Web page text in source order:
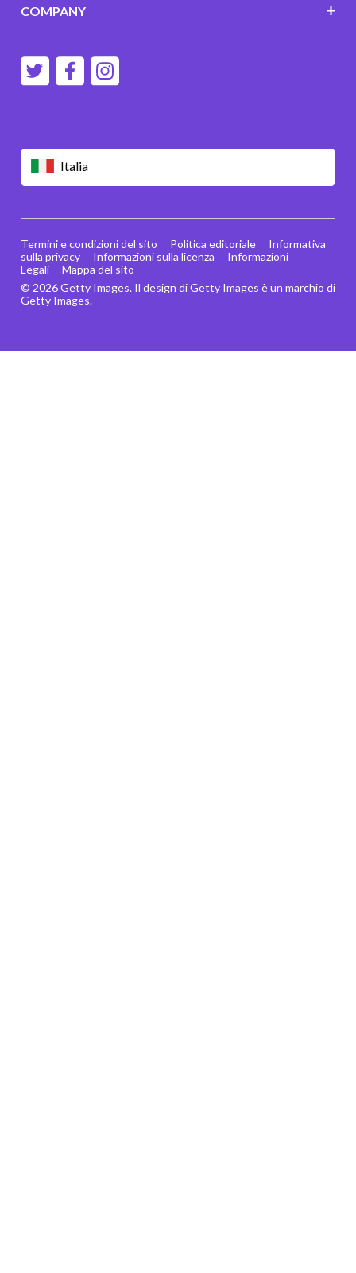
Italia
COMPANY
© 2026 Getty Images. Il design di Getty Images è un marchio di
Getty Images.
Termini e condizioni del sito Politica editoriale
Informativa
sulla privacy
Informazioni sulla licenza
Informazioni
Legali
Mappa del sito